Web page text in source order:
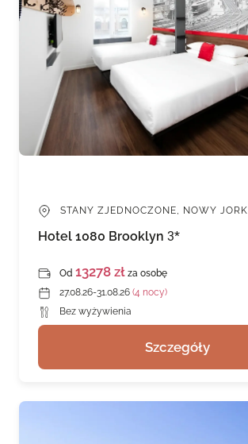
STANY ZJEDNOCZONE, NOWY JORK
Hotel 1080 Brooklyn 3*
Od 13278 zł za osobę
27.08.26-31.08.26 (4 nocy)
Bez wyżywienia
Szczegóły